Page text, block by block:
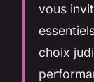
vous
choix